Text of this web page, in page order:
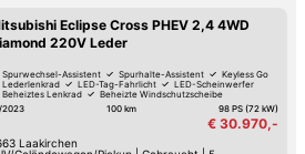
Eclipse Cross PHEV 2,4 4WD
220V Leder
Spurwechsel-Assistent Spurhalte-Assistent
Keyless Go
Lederlenkrad
LED-Tag-Fahrlicht
LED-Scheinwerfer
Beheiztes Lenkrad
Beheizte Windschutzscheibe
2023
100 km 98 PS (72 kW)
€ 30.970,-
Laakirchen